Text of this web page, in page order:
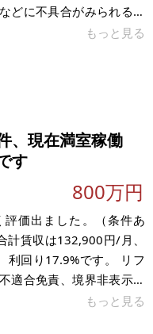
どに不具合がみられるか
したいかたで、自らでリ
ります。未登記の家屋は
もっと見る
、現在満室稼働
す
800万円
価出ました。（条件あ
計賃収は132,900円/月、
り17.9%です。 リフ
適合免責、境界非表示、
隣地を通っているため、
もっと見る